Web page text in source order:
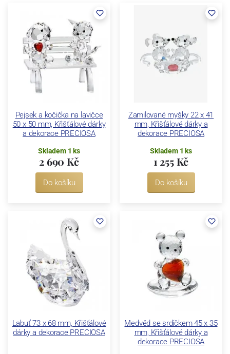
Pejsek a kočička na lavičce
50 x 50 mm, Křišťálové dárky
a dekorace PRECIOSA
Skladem 1 ks
2 690 Kč
Do košíku
Zamilované myšky 22 x 41
mm, Křišťálové dárky a
dekorace PRECIOSA
Skladem 1 ks
1 255 Kč
Do košíku
Labuť 73 x 68 mm, Křišťálové
dárky a dekorace PRECIOSA
Medvěd se srdíčkem 45 x 35
mm, Křišťálové dárky a
dekorace PRECIOSA